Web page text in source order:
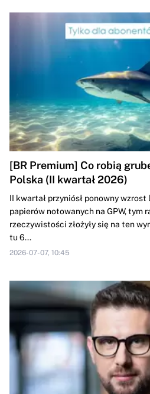
[BR Premium] Co robią
Polska (II kwartał 2026)
II kwartał przyniósł ponowny
papierów notowanych na GPW, tym
rzeczywistości złożyły się na ten
tu 6...
2026-07-07, 10:45